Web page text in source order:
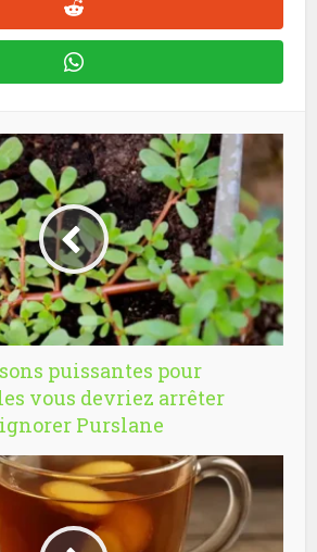
puissantes pour
vous devriez arrêter
Purslane